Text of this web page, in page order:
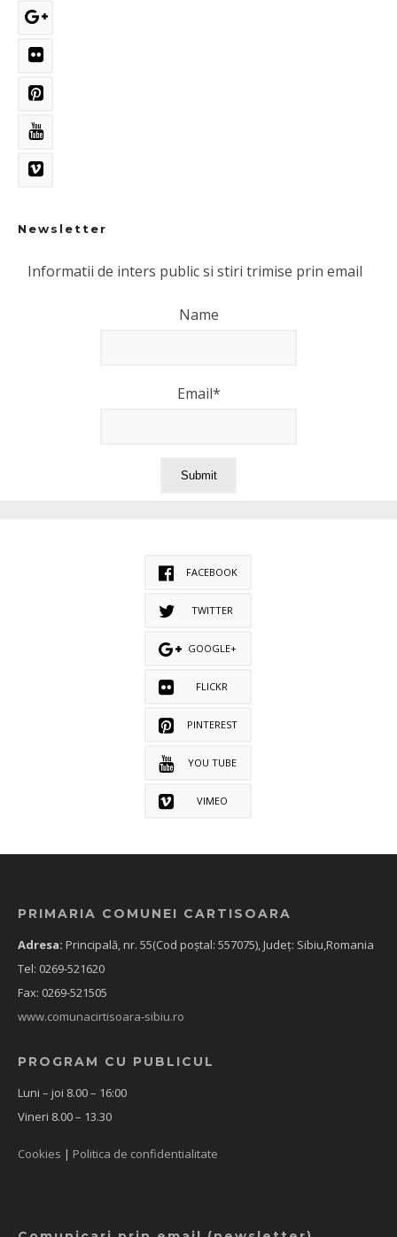
Newsletter
Informatii de inters public si stiri trimise prin email
Name
Email*
FACEBOOK
TWITTER
GOOGLE+
FLICKR
PINTEREST
YOU TUBE
VIMEO
PRIMARIA COMUNEI CARTISOARA
Adresa: Principală, nr. 55(Cod poștal: 557075), Județ: Sibiu,Romania
Tel: 0269-521620
Fax: 0269-521505
www.comunacirtisoara-sibiu.ro
PROGRAM CU PUBLICUL
Luni – joi 8.00 – 16:00
Vineri 8.00 – 13.30
Cookies | Politica de confidentialitate